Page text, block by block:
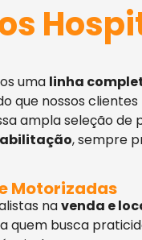
uma linha
que nossos
ampla seleção de
, sempre
Motorizadas
navenda e
quem busca